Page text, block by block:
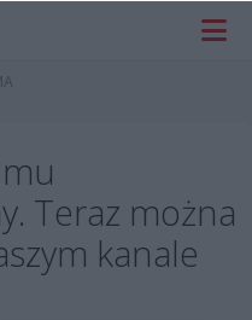
Teraz można
kanale